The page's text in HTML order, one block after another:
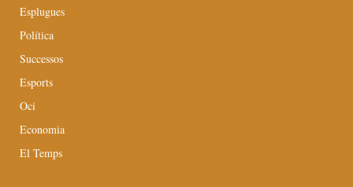
Esplugues
Política
Successos
Esports
Oci
Economia
El Temps